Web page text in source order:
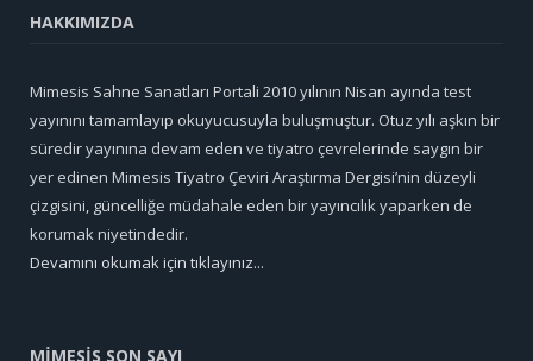
HAKKIMIZDA
Mimesis Sahne Sanatları Portali 2010 yılının Nisan ayında test
yayınını tamamlayıp okuyucusuyla buluşmuştur. Otuz yılı aşkın bir
süredir yayınına devam eden ve tiyatro çevrelerinde saygın bir
yer edinen Mimesis Tiyatro Çeviri Araştırma Dergisi’nin düzeyli
çizgisini, güncelliğe müdahale eden bir yayıncılık yaparken de
korumak niyetindedir.
Devamını okumak için tıklayınız...
MİMESİS SON SAYI